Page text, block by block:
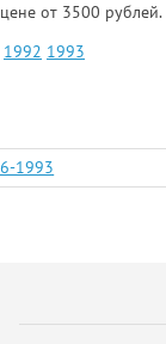
от 3500 рублей.
1992 1993
1993